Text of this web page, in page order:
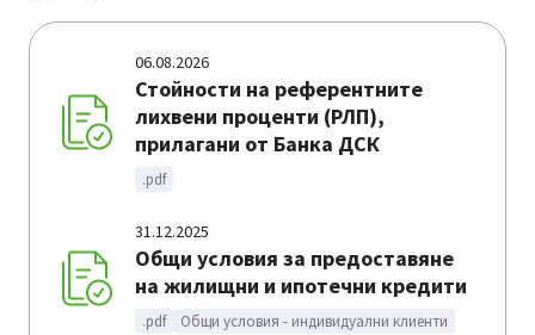
06.08.2026
Стойности на референтните
лихвени проценти (РЛП),
прилагани от Банка ДСК
.pdf
31.12.2025
Общи условия за предоставяне
на жилищни и ипотечни кредити
.pdf Общи условия - индивидуални клиенти